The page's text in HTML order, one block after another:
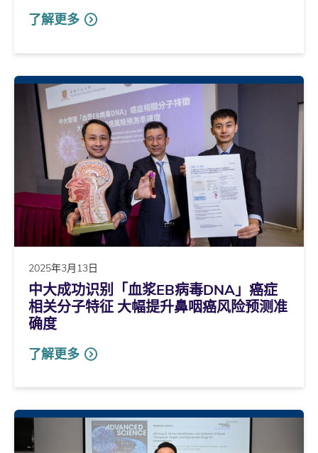
了解更多
2025年3月13日
中大成功识别「血浆EB病毒DNA」癌症
相关分子特征 大幅提升鼻咽癌风险预测准
确度
了解更多